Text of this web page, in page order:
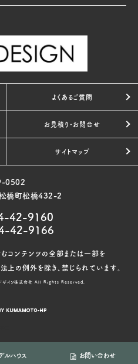
よくあるご質問
お見積り・お問合せ
サイトマップ
0502
橋町松橋432-2
42-9160
42-9166
コンテンツの全部または一部を
上の例外を除き、禁じられています。
イン株式会社 All Rights Reserved.
ルハウス お問い合わせ